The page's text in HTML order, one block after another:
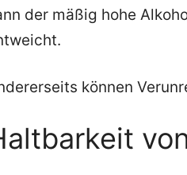
der mäßig hohe
können